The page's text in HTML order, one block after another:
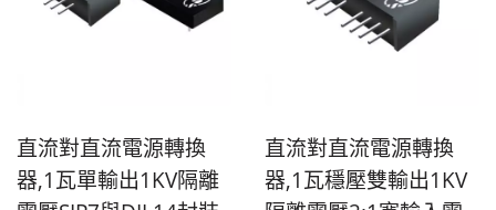
直流對直流電源轉換
器,1瓦單輸出1KV隔離
直流對直流電源轉換
器,1瓦穩壓雙輸出1KV